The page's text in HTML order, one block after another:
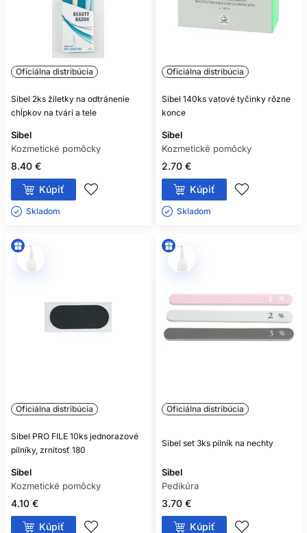
Oficiálna distribúcia
Sibel 2ks žiletky na odtránenie
chĺpkov na tvári a tele
Sibel
Kozmetické pomôcky
8.40 €
Kúpiť
Skladom ㅤ
Oficiálna distribúcia
Sibel 140ks vatové tyčinky rôzne
konce
Sibel
Kozmetické pomôcky
2.70 €
Kúpiť
Skladom ㅤ
Oficiálna distribúcia
Sibel PRO FILE 10ks jednorazové
pilníky, zrnitosť 180
Sibel
Kozmetické pomôcky
4.10 €
Kúpiť
Oficiálna distribúcia
Sibel set 3ks pilník na nechty
Sibel
Pedikúra
3.70 €
Kúpiť